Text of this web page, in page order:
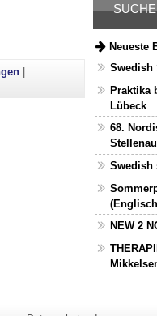
SUCHE
Neueste
Swedish
Praktika
Lübeck
68.
Swedish
NEW 2